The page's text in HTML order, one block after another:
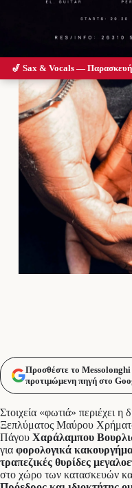
Προσθέστε το
προτιμώμενη πηγή στο
Στοιχεία «φωτιά» περιέχει
Ξεπλύματος Μαύρου
Πάγου Χαράλαμπου
για φορολογικά
τραπεζικές θυρίδες
στο χώρο των κατασκευών
🎷 Sax & Vocals —